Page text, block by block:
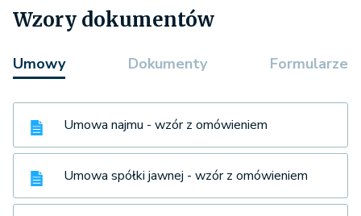
Wzory dokumentów
Umowy Dokumenty Formularze
Umowa najmu - wzór z omówieniem
Umowa spółki jawnej - wzór z omówieniem